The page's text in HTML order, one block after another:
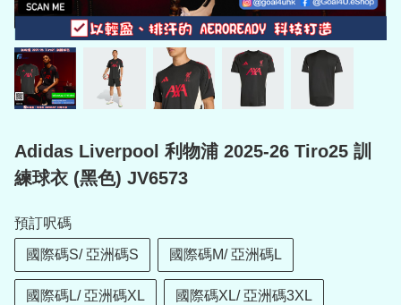
Adidas Liverpool 利物浦 2025-26 Tiro25 訓
練球衣 (黑色) JV6573
預訂呎碼
國際碼S/ 亞洲碼S 國際碼M/ 亞洲碼L
國際碼L/ 亞洲碼XL 國際碼XL/ 亞洲碼3XL